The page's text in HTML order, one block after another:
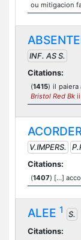
ou mitigacion
INF. AS S.
Citations:
(1415) il paiera
Bristol Red Bk ii
V.IMPERS.
Citations:
(1407) […]
ALEE 1
S.
Citations: